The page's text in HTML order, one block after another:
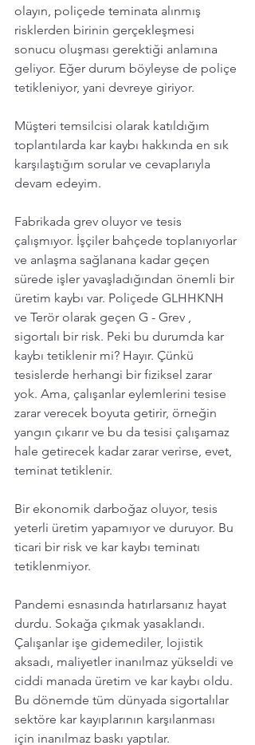
olayın, poliçede teminata alınmış
risklerden birinin gerçekleşmesi
sonucu oluşması gerektiği anlamına
geliyor. Eğer durum böyleyse de poliçe
tetikleniyor, yani devreye giriyor.
Müşteri temsilcisi olarak katıldığım
toplantılarda kar kaybı hakkında en sık
karşılaştığım sorular ve cevaplarıyla
devam edeyim.
Fabrikada grev oluyor ve tesis
çalışmıyor. İşçiler bahçede toplanıyorlar
ve anlaşma sağlanana kadar geçen
sürede işler yavaşladığından önemli bir
üretim kaybı var. Poliçede GLHHKNH
ve Terör olarak geçen G - Grev ,
sigortalı bir risk. Peki bu durumda kar
kaybı tetiklenir mi? Hayır. Çünkü
tesislerde herhangi bir fiziksel zarar
yok. Ama, çalışanlar eylemlerini tesise
zarar verecek boyuta getirir, örneğin
yangın çıkarır ve bu da tesisi çalışamaz
hale getirecek kadar zarar verirse, evet,
teminat tetiklenir.
Bir ekonomik darboğaz oluyor, tesis
yeterli üretim yapamıyor ve duruyor. Bu
ticari bir risk ve kar kaybı teminatı
tetiklenmiyor.
Pandemi esnasında hatırlarsanız hayat
durdu. Sokağa çıkmak yasaklandı.
Çalışanlar işe gidemediler, lojistik
aksadı, maliyetler inanılmaz yükseldi ve
ciddi manada üretim ve kar kaybı oldu.
Bu dönemde tüm dünyada sigortalılar
sektöre kar kayıplarının karşılanması
için inanılmaz baskı yaptılar.